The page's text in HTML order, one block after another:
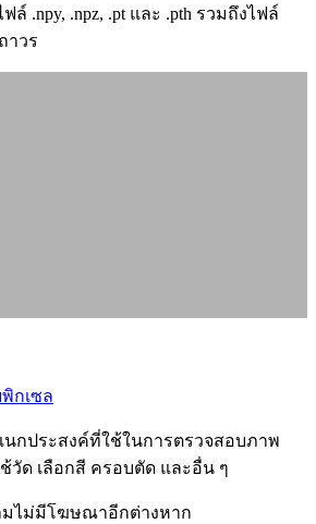
ล์ .npy, .npz, .pt และ .pth รวมถึงไฟล์
าวร
กเซล
นกประสงค์ที่ใช้ในการตรวจสอบภาพ
วัด เลือกสี ครอบตัด และอื่น ๆ
มไม่มีโฆษณาอีกต่างหาก